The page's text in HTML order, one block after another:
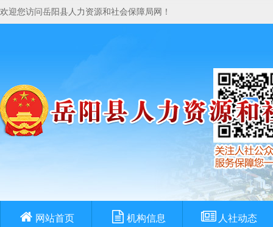
欢迎您访问岳阳县人力资源和社会保障局网！
网站首页 机构信息 人社动态